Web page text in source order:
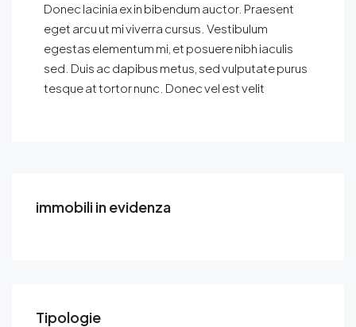
Donec lacinia ex in bibendum auctor. Praesent
eget arcu ut mi viverra cursus. Vestibulum
egestas elementum mi, et posuere nibh iaculis
sed. Duis ac dapibus metus, sed vulputate purus
tesque at tortor nunc. Donec vel est velit
immobili in evidenza
Tipologie